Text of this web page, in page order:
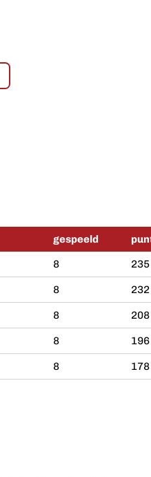
gespeeld
8 235
8 232
8 208
8 196
8 178